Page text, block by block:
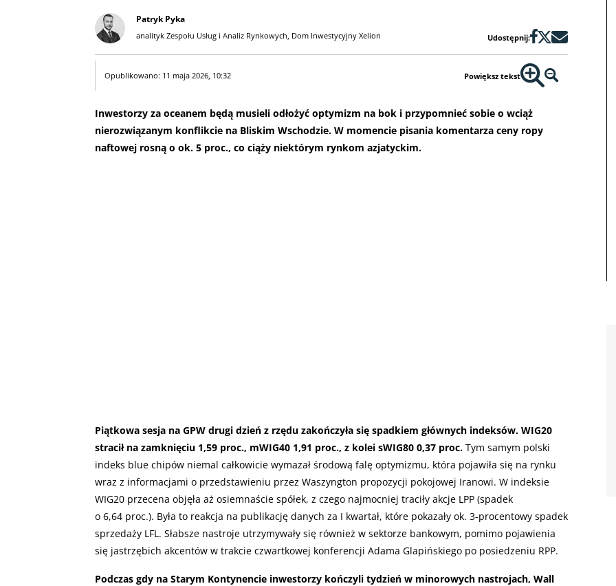
Patryk Pyka
analityk Zespołu Usług i Analiz Rynkowych, Dom Inwestycyjny Xelion Udostępnij:
Opublikowano: 11 maja 2026, 10:32 Powiększ tekst
Inwestorzy za oceanem będą musieli odłożyć optymizm na bok i przypomnieć sobie o wciąż
nierozwiązanym konflikcie na Bliskim Wschodzie. W momencie pisania komentarza ceny ropy
naftowej rosną o ok. 5 proc., co ciąży niektórym rynkom azjatyckim.
Piątkowa sesja na GPW drugi dzień z rzędu zakończyła się spadkiem głównych indeksów. WIG20
stracił na zamknięciu 1,59 proc., mWIG40 1,91 proc., z kolei sWIG80 0,37 proc. Tym samym polski
indeks blue chipów niemal całkowicie wymazał środową falę optymizmu, która pojawiła się na rynku
wraz z informacjami o przedstawieniu przez Waszyngton propozycji pokojowej Iranowi. W indeksie
WIG20 przecena objęła aż osiemnaście spółek, z czego najmocniej traciły akcje LPP (spadek
o 6,64 proc.). Była to reakcja na publikację danych za I kwartał, które pokazały ok. 3-procentowy spadek
sprzedaży LFL. Słabsze nastroje utrzymywały się również w sektorze bankowym, pomimo pojawienia
się jastrzębich akcentów w trakcie czwartkowej konferencji Adama Glapińskiego po posiedzeniu RPP.
Podczas gdy na Starym Kontynencie inwestorzy kończyli tydzień w minorowych nastrojach, Wall